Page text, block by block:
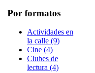
Por formatos
Actividades en
la calle (9)
Cine (4)
Clubes de
lectura (4)